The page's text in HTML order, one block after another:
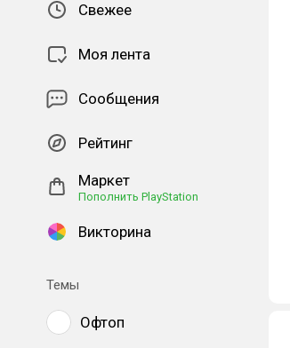
Свежее
Моя лента
Сообщения
Рейтинг
Маркет
Пополнить PlayStation
Викторина
Темы
Офтоп